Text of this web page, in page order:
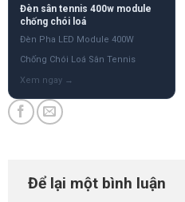
Đèn sân tennis 400w module
chống chói loá
Đèn Pha LED Module 400W
Chống Chói Loá Sân Tennis
Để lại một bình luận